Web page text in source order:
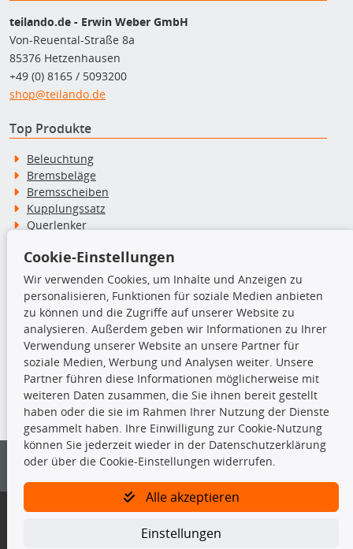
teilando.de - Erwin Weber GmbH
Von-Reuental-Straße 8a
85376 Hetzenhausen
+49 (0) 8165 / 5093200
shop@teilando.de
Top Produkte
Beleuchtung
Bremsbeläge
Bremsscheiben
Kupplungssatz
Querlenker
Stoßdämpfer
TecDoc Inside
Die hier angezeigten Daten insbesondere die gesamte Datenbank dürfen
nicht kopiert werden.
Es ist zu unterlassen, die Daten oder die gesamte Datenbank ohne
vorherige Zustimmung von TecDoc zu vervielfältigen, zu verbreiten
und/oder diese Handlungen durch Dritte ausführen zu lassen. Ein
Bitte prüfen Sie, ob das über unseren Onlineshop identifizierte Ersatzteil
Gegebenenfalls sind ergänzende Informationen notwendig, um
Cookie-Einstellungen
Wir verwenden Cookies, um Inhalte und Anzeigen zu
personalisieren, Funktionen für soziale Medien anbieten
zu können und die Zugriffe auf unserer Website zu
analysieren. Außerdem geben wir Informationen zu Ihrer
Verwendung unserer Website an unsere Partner für
soziale Medien, Werbung und Analysen weiter. Unsere
Partner führen diese Informationen möglicherweise mit
weiteren Daten zusammen, die Sie ihnen bereit gestellt
haben oder die sie im Rahmen Ihrer Nutzung der Dienste
gesammelt haben. Ihre Einwilligung zur Cookie-Nutzung
können Sie jederzeit wieder in der Datenschutzerklärung
oder über die Cookie-Einstellungen widerrufen.
Alle akzeptieren
Einstellungen